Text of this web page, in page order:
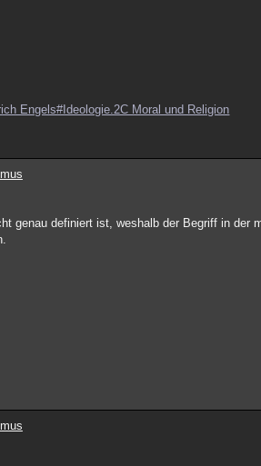
Engels#Ideologie.2C Moral und Religion
genau definiert ist, weshalb der Begriff in